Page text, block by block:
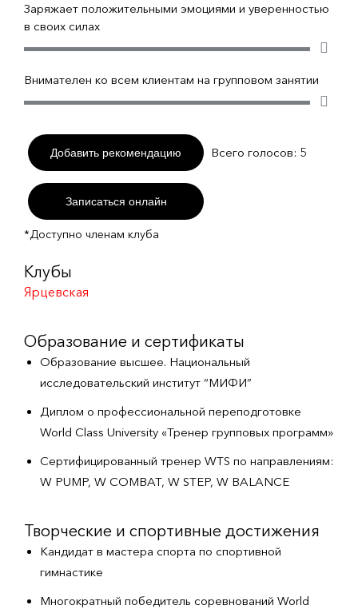
Заряжает положительными эмоциями и уверенностью
в своих силах
Внимателен ко всем клиентам на групповом занятии
Добавить рекомендацию Всего голосов: 5
Записаться онлайн
*Доступно членам клуба
Клубы
Ярцевская
Образование и сертификаты
Образование высшее. Национальный
исследовательский институт “МИФИ”
Диплом о профессиональной переподготовке
World Class University «Тренер групповых программ»
Сертифицированный тренер WTS по направлениям:
W PUMP, W COMBAT, W STEP, W BALANCE
Творческие и спортивные достижения
Кандидат в мастера спорта по спортивной
гимнастике
Многократный победитель соревнований World